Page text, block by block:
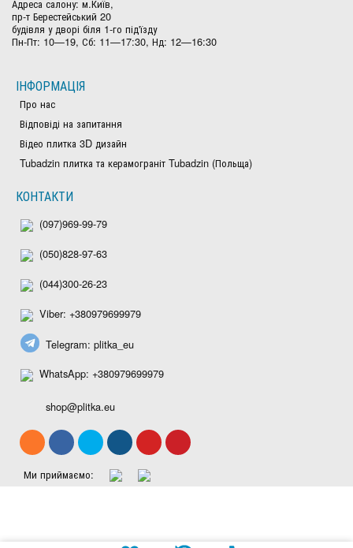
Адреса салону: м.Київ,
пр-т Берестейський 20
будівля у дворі біля 1-го під'їзду
Пн-Пт: 10—19, Сб: 11—17:30, Нд: 12—16:30
ІНФОРМАЦІЯ
Про нас
Відповіді на запитання
Відео плитка 3D дизайн
Tubadzin плитка та керамограніт Tubadzin (Польща)
КОНТАКТИ
(097)969-99-79
(050)828-97-63
(044)300-26-23
Viber: +380979699979
Telegram: plitka_eu
WhatsApp: +380979699979
shop@plitka.eu
Ми приймаємо: